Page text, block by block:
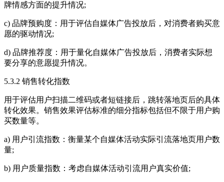
牌情感方面的提升情况;
c) 品牌预购度：用于评估自媒体广告投放后，对消费者购买意
愿的驱动情况;
d) 品牌推荐度：用于量化自媒体广告投放后，消费者实际想
要分享的意愿提升情况。
5.3.2 销售转化指数
用于评估用户扫描二维码或者短链接后，跳转落地页后的具体
转化效果。销售效果评估标准的细分指标包括但不限于用户购
买数量等。
a) 用户引流指数：衡量某个自媒体活动实际引流落地页用户数
量;
b) 用户质量指数：考虑自媒体活动引流用户真实价值;